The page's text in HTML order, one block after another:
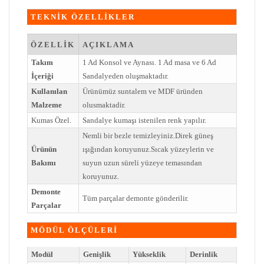
TEKNİK ÖZELLİKLER
ÖZELLİK
AÇIKLAMA
Takım
İçeriği
1 Ad Konsol ve Aynası. 1 Ad masa ve 6 Ad
Sandalyeden oluşmaktadır.
Kullanılan
Malzeme
Ürünümüz suntalem ve MDF üründen
olusmaktadir.
Kumas Özel.
Sandalye kumaşı istenilen renk yapılır.
Ürünün
Bakımı
Nemli bir bezle temizleyiniz.Direk güneş
ışığından koruyunuz.Sıcak yüzeylerin ve
suyun uzun süreli yüzeye temasından
koruyunuz.
Demonte
Parçalar
Tüm parçalar demonte gönderilir.
MÖDÜL ÖLÇÜLERİ
Modül Genişlik Yükseklik
Derinlik